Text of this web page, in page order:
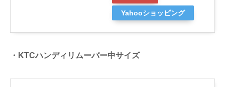
Yahooショッピング
・KTCハンディリムーバー中サイズ